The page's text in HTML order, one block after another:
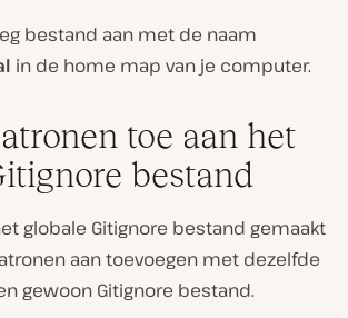
bestand aan met de naam
in de home map van je computer.
toe aan het
bestand
globale Gitignore bestand gemaakt
aan toevoegen met dezelfde
gewoon Gitignore bestand.